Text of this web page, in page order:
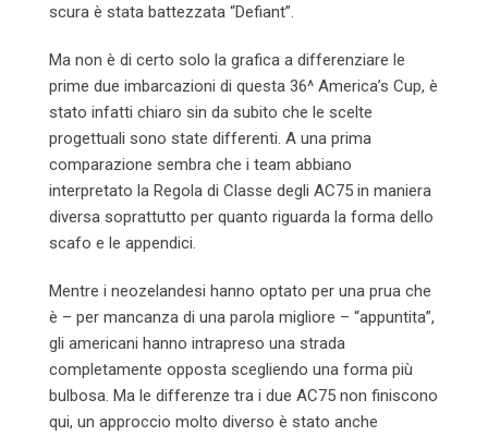
scura è stata battezzata “Defiant”.
Ma non è di certo solo la grafica a differenziare le
prime due imbarcazioni di questa 36^ America’s Cup, è
stato infatti chiaro sin da subito che le scelte
progettuali sono state differenti. A una prima
comparazione sembra che i team abbiano
interpretato la Regola di Classe degli AC75 in maniera
diversa soprattutto per quanto riguarda la forma dello
scafo e le appendici.
Mentre i neozelandesi hanno optato per una prua che
è – per mancanza di una parola migliore – “appuntita”,
gli americani hanno intrapreso una strada
completamente opposta scegliendo una forma più
bulbosa. Ma le differenze tra i due AC75 non finiscono
qui, un approccio molto diverso è stato anche